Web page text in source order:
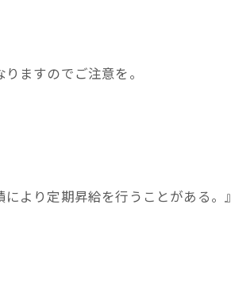
ますのでご注意を。
より定期昇給を行うことがある。』